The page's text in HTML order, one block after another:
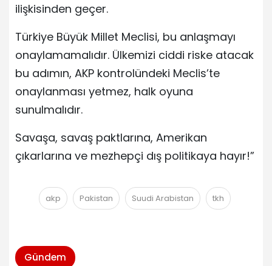
ilişkisinden geçer.
Türkiye Büyük Millet Meclisi, bu anlaşmayı
onaylamamalıdır. Ülkemizi ciddi riske atacak
bu adımın, AKP kontrolündeki Meclis’te
onaylanması yetmez, halk oyuna
sunulmalıdır.
Savaşa, savaş paktlarına, Amerikan
çıkarlarına ve mezhepçi dış politikaya hayır!”
akp Pakistan Suudi Arabistan tkh
Gündem